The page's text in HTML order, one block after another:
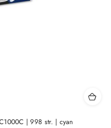
| 998 str. | cyan